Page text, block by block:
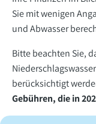
Sie mit wenigen
und Abwasser
Bitte beachten Sie,
berücksichtigt
Gebühren, die in